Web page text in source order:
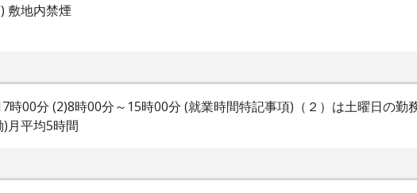
敷地内禁煙
時00分 (2)8時00分～15時00分 (就業時間特記事項)（２）は土曜日の
月平均5時間